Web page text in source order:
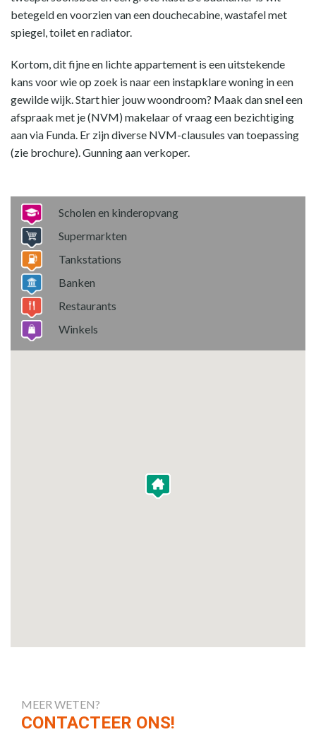
betegeld en voorzien van een douchecabine, wastafel met
spiegel, toilet en radiator.
Kortom, dit fijne en lichte appartement is een uitstekende
kans voor wie op zoek is naar een instapklare woning in een
gewilde wijk. Start hier jouw woondroom? Maak dan snel een
afspraak met je (NVM) makelaar of vraag een bezichtiging
aan via Funda. Er zijn diverse NVM-clausules van toepassing
(zie brochure). Gunning aan verkoper.
Scholen en kinderopvang
Supermarkten
Tankstations
Banken
Restaurants
Winkels
MEER WETEN?
CONTACTEER ONS!